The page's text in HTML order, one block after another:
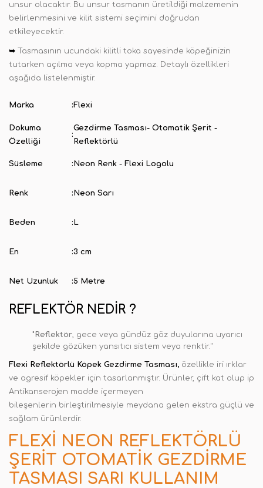
unsur olacaktır. Bu unsur tasmanın üretildiği malzemenin
belirlenmesini ve kilit sistemi seçimini doğrudan
etkileyecektir.
➥
Tasmasının ucundaki kilitli toka sayesinde köpeğinizin
tutarken açılma veya kopma yapmaz. Detaylı özellikleri
aşağıda listelenmiştir.
Marka :Flexi
Dokuma
Özelliği
:
Gezdirme Tasması- Otomatik Şerit -
Reflektörlü
Süsleme : Neon Renk - Flexi Logolu
Renk : Neon Sarı
Beden : L
En :3 cm
Net Uzunluk :5 Metre
REFLEKTÖR NEDIR ?
"Reflektör, gece veya gündüz göz duyularına uyarıcı
şekilde gözüken yansıtıcı sistem veya renktir."
Flexi Reflektörlü Köpek Gezdirme Tasması, özellikle iri ırklar
ve agresif köpekler için tasarlanmıştır. Ürünler, çift kat olup ip
Antikanserojen madde içermeyen
bileşenlerin birleştirilmesiyle meydana gelen ekstra güçlü ve
sağlam ürünlerdir.
FLEXI NEON REFLEKTÖRLÜ
ŞERIT OTOMATIK GEZDIRME
TASMASI SARI KULLANIM